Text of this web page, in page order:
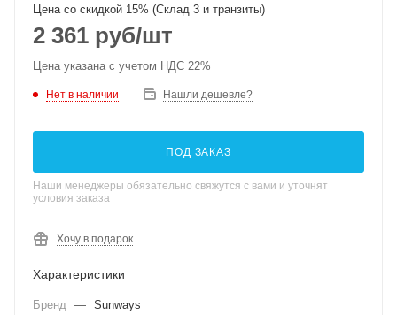
Цена со скидкой 15% (Склад 3 и транзиты)
2 361 руб/шт
Цена указана с учетом НДС 22%
Нет в наличии Нашли дешевле?
ПОД ЗАКАЗ
Наши менеджеры обязательно свяжутся с вами и уточнят
условия заказа
Хочу в подарок
Характеристики
Бренд — Sunways